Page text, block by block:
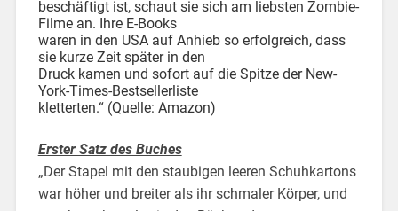
beschäftigt ist, schaut sie sich am liebsten Zombie-
Filme an. Ihre E-Books
waren in den USA auf Anhieb so erfolgreich, dass
sie kurze Zeit später in den
Druck kamen und sofort auf die Spitze der New-
York-Times-Bestsellerliste
kletterten.“ (Quelle: Amazon)
Erster Satz des Buches
„Der Stapel mit den staubigen leeren Schuhkartons
war höher und breiter als ihr schmaler Körper, und